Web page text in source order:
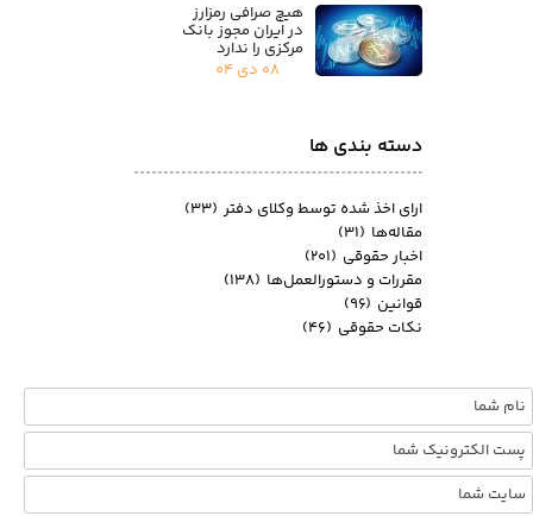
دسته بندی ها
هیچ صرافی رمزارز
در ایران مجوز بانک
مرکزی را ندارد
۰۸ دی ۰۴
ارای اخذ شده توسط وکلای دفتر (۳۳)
مقاله‌ها (۳۱)
اخبار حقوقی (۲۰۱)
مقررات و دستورالعمل‌ها (۱۳۸)
قوانین (۹۶)
نکات حقوقی (۴۶)